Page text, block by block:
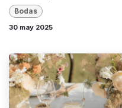
Bodas
30 may 2025